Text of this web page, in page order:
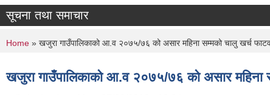
सूचना तथा समाचार
You are here
Home » खजुरा गाउँपालिकाको आ.व २०७५/७६ को असार महिना सम्मको चालु खर्च
खजुरा गाउँपालिकाको आ.व २०७५/७६ को असार महिना